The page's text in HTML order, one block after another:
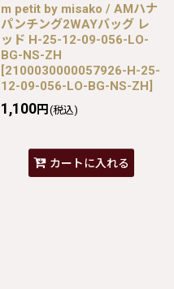
m petit by misako / AMハナ
パンチング2WAYバッグ レ
ッド H-25-12-09-056-LO-
BG-NS-ZH
[2100030000057926-H-25-
12-09-056-LO-BG-NS-ZH]
1,100円 (税込)
カートに入れる